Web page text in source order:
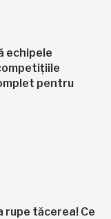
echipele
pentru
rupe tăcerea! Ce